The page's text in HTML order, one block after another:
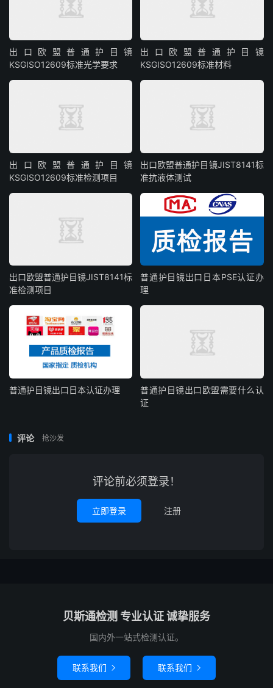
出口欧盟普通护目镜
KSGISO12609标准光学要求
出口欧盟普通护目镜
KSGISO12609标准材料
出口欧盟普通护目镜
KSGISO12609标准检测项目
出口欧盟普通护目镜JIST8141标
准抗液体测试
出口欧盟普通护目镜JIST8141标
准检测项目
普通护目镜出口日本PSE认证办
理
普通护目镜出口日本认证办理
普通护目镜出口欧盟需要什么认
证
评论 抢沙发
评论前必须登录！
立即登录 注册
贝斯通检测 专业认证 诚挚服务
国内外一站式检测认证。
联系我们  联系我们 